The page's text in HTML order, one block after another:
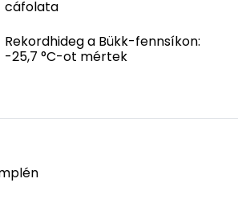
cáfolata
Rekordhideg a Bükk-fennsíkon:
-25,7 °C-ot mértek